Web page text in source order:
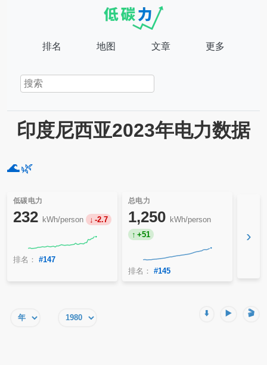
排名 地图 文章 更多
印度尼西亚2023年电力数据
🌊🌿
低碳电力
232 kWh/person -2.7
排名： #147
总电力
1,250 kWh/person
+51
排名： #145
›
⬇️ ▶️ 🎬